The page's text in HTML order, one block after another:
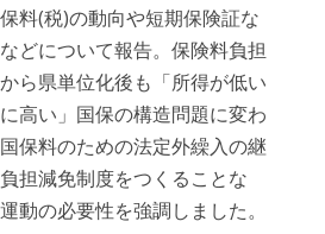
料(税)の動向や短期保険証な
どについて報告。保険料負担
ら県単位化後も「所得が低い
高い」国保の構造問題に変わ
保料のための法定外繰入の継
担減免制度をつくることな
動の必要性を強調しました。